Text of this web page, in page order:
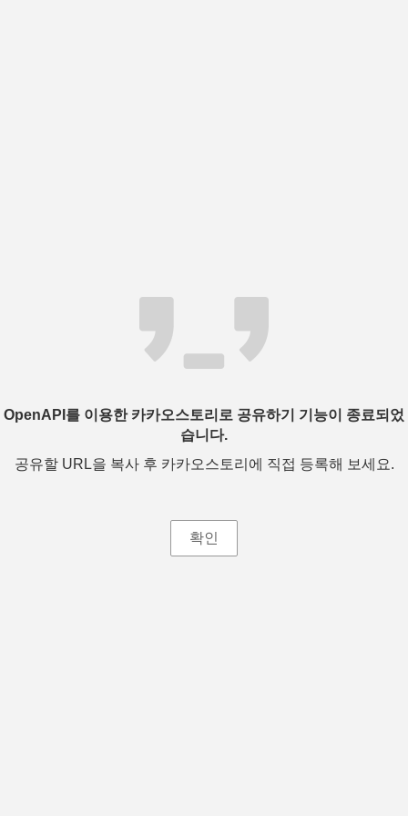
OpenAPI를 이용한 카카오스토리로 공유하기 기능이 종료되었
습니다.
공유할 URL을 복사 후 카카오스토리에 직접 등록해 보세요.
확인